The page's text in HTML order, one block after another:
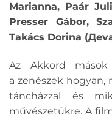
Marianna, Paár
Presser Gábor,
Takács Dorina
Az Akkord
a zenészek hogyan,
táncházzal és
művészetükre. A